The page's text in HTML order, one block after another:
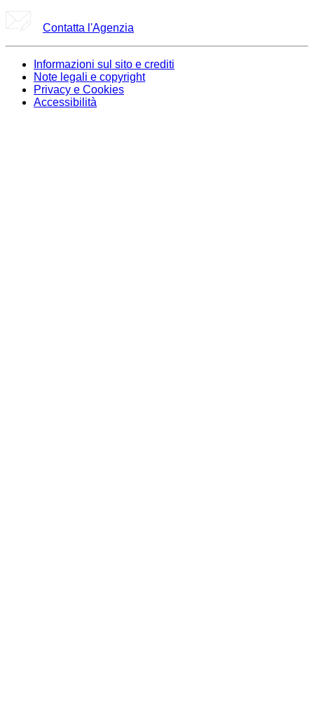
Contatta l'Agenzia
Informazioni sul sito e crediti
Note legali e copyright
Privacy e Cookies
Accessibilità